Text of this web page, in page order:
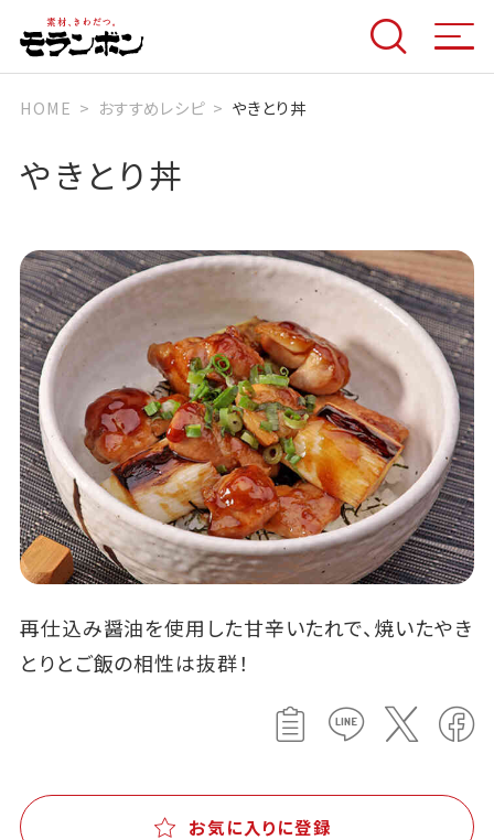
HOME おすすめレシピ やきとり丼
やきとり丼
再仕込み醤油を使用した甘辛いたれで、焼いたやき
とりとご飯の相性は抜群！
お気に入りに登録